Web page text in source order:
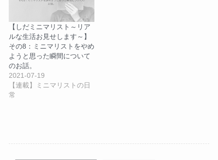
【しだミニマリスト～リア
ルな生活お見せします～】
その8：ミニマリストをやめ
ようと思った瞬間について
のお話。
2021-07-19
【連載】ミニマリストの日
常